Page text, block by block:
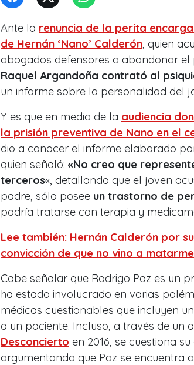
Ante la renuncia de la perita
de Hernán ‘Nano’ Calderón , quien
abogados defensores a abandonar el
Raquel Argandoña contrató al
un informe sobre la personalidad del
Y es que en medio de la audiencia
la prisión preventiva de Nano en el
dio a conocer el informe elaborado
quien señaló: «No creo que
terceros«, detallando que el joven
padre, sólo posee un trastorno de
podría tratarse con terapia y
Lee también: Hernán Calderón por
convicción de que no vino a
Cabe señalar que Rodrigo Paz es un
ha estado involucrado en varias
médicas cuestionables que incluyen
a un paciente. Incluso, a través de un
Desconcierto en 2016, se cuestiona
argumentando que Paz se encuentra